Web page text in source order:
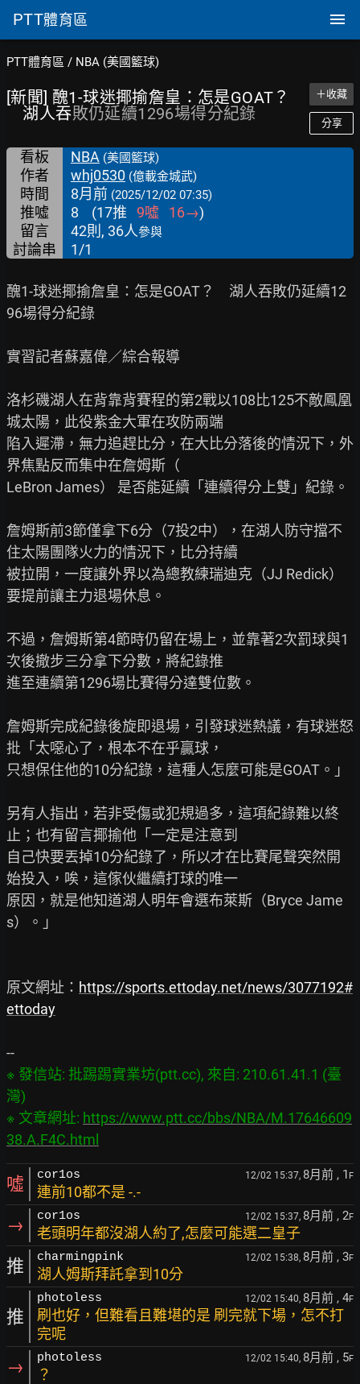
PTT體育區
PTT體育區 / NBA (美國籃球)
[新聞] 醜1-球迷揶揄詹皇：怎是GOAT？
湖人吞敗仍延續1296場得分紀錄
＋收藏
分享
看板 NBA (美國籃球)
作者 whj0530 (億載金城武)
時間 8月前 (2025/12/02 07:35)
推噓 8 (17推 9噓 16→)
留言
42則, 36人參與
討論串 1/1
醜1-球迷揶揄詹皇：怎是GOAT？　湖人吞敗仍延續12
96場得分紀錄
實習記者蘇嘉偉／綜合報導
洛杉磯湖人在背靠背賽程的第2戰以108比125不敵鳳凰
城太陽，此役紫金大軍在攻防兩端
陷入遲滯，無力追趕比分，在大比分落後的情況下，外
界焦點反而集中在詹姆斯（
LeBron James） 是否能延續「連續得分上雙」紀錄。
詹姆斯前3節僅拿下6分（7投2中），在湖人防守擋不
住太陽團隊火力的情況下，比分持續
被拉開，一度讓外界以為總教練瑞迪克（JJ Redick）
要提前讓主力退場休息。
不過，詹姆斯第4節時仍留在場上，並靠著2次罰球與1
次後撤步三分拿下分數，將紀錄推
進至連續第1296場比賽得分達雙位數。
詹姆斯完成紀錄後旋即退場，引發球迷熱議，有球迷怒
批「太噁心了，根本不在乎贏球，
只想保住他的10分紀錄，這種人怎麼可能是GOAT。」
另有人指出，若非受傷或犯規過多，這項紀錄難以終
止；也有留言揶揄他「一定是注意到
自己快要丟掉10分紀錄了，所以才在比賽尾聲突然開
始投入，唉，這傢伙繼續打球的唯一
原因，就是他知道湖人明年會選布萊斯（Bryce Jame
s）。」
原文網址： https://sports.ettoday.net/news/3077192#
ettoday
※ 發信站: 批踢踢實業坊(ptt.cc), 來自: 210.61.41.1 (臺
灣)
※ 文章網址: https://www.ptt.cc/bbs/NBA/M.17646609
38.A.F4C.html
噓 cor1os 12/02 15:37, 8月前 , 1 F
連前10都不是 -.-
→ cor1os 12/02 15:37, 8月前 , 2F
老頭明年都沒湖人約了,怎麼可能選二皇子
推 charmingpink 12/02 15:38, 8月前 , 3F
湖人姆斯拜託拿到10分
推
photoless 12/02 15:40, 8月前 , 4F
刷也好，但難看且難堪的是 刷完就下場，怎不打
完呢
→ photoless 12/02 15:40, 8月前 , 5F
？